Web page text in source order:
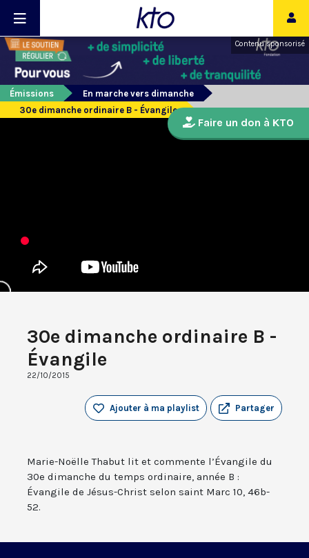
Contenu sponsorisé
Émissions
En marche vers dimanche
30e dimanche ordinaire B - Évangile
30e dimanche ordinaire B -
Évangile
22/10/2015
Partager
Ajouter à ma playlist
Marie-Noëlle Thabut lit et commente l’Évangile du
30e dimanche du temps ordinaire, année B :
Évangile de Jésus-Christ selon saint Marc 10, 46b-
52.
Faire un don à KTO